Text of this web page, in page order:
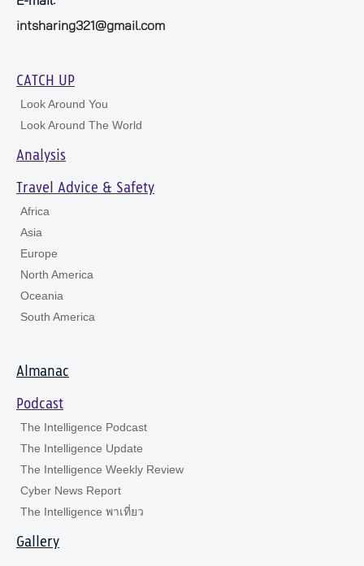
intsharing321@gmail.com
CATCH UP
Look Around You
Look Around The World
Analysis
Travel Advice & Safety
Africa
Asia
Europe
North America
Oceania
South America
Almanac
Podcast
The Intelligence Podcast
The Intelligence Update
The Intelligence Weekly Review
Cyber News Report
The Intelligence พาเที่ยว
Gallery